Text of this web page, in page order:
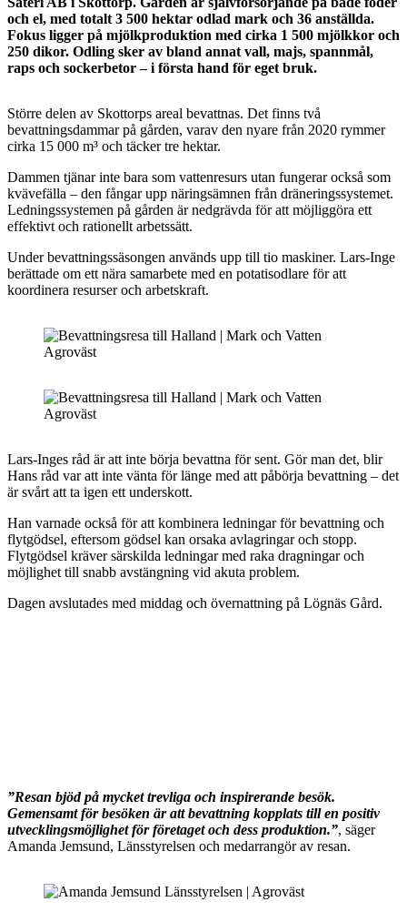
och el, med totalt 3 500 hektar odlad mark och 36 anställda.
Fokus ligger på mjölkproduktion med cirka 1 500 mjölkkor och
250 dikor. Odling sker av bland annat vall, majs, spannmål,
raps och sockerbetor – i första hand för eget bruk.
Större delen av Skottorps areal bevattnas. Det finns två
bevattningsdammar på gården, varav den nyare från 2020 rymmer
cirka 15 000 m³ och täcker tre hektar.
Dammen tjänar inte bara som vattenresurs utan fungerar också som
kvävefälla – den fångar upp näringsämnen från dräneringssystemet.
Ledningssystemen på gården är nedgrävda för att möjliggöra ett
effektivt och rationellt arbetssätt.
Under bevattningssäsongen används upp till tio maskiner. Lars-Inge
berättade om ett nära samarbete med en potatisodlare för att
koordinera resurser och arbetskraft.
Lars-Inges råd är att inte börja bevattna för sent. Gör man det, blir
Hans råd var att inte vänta för länge med att påbörja bevattning – det
är svårt att ta igen ett underskott.
Han varnade också för att kombinera ledningar för bevattning och
flytgödsel, eftersom gödsel kan orsaka avlagringar och stopp.
Flytgödsel kräver särskilda ledningar med raka dragningar och
möjlighet till snabb avstängning vid akuta problem.
Dagen avslutades med middag och övernattning på Lögnäs Gård.
”Resan bjöd på mycket trevliga och inspirerande besök.
Gemensamt för besöken är att bevattning kopplats till en positiv
utvecklingsmöjlighet för företaget och dess produktion.”, säger
Amanda Jemsund, Länsstyrelsen och medarrangör av resan.